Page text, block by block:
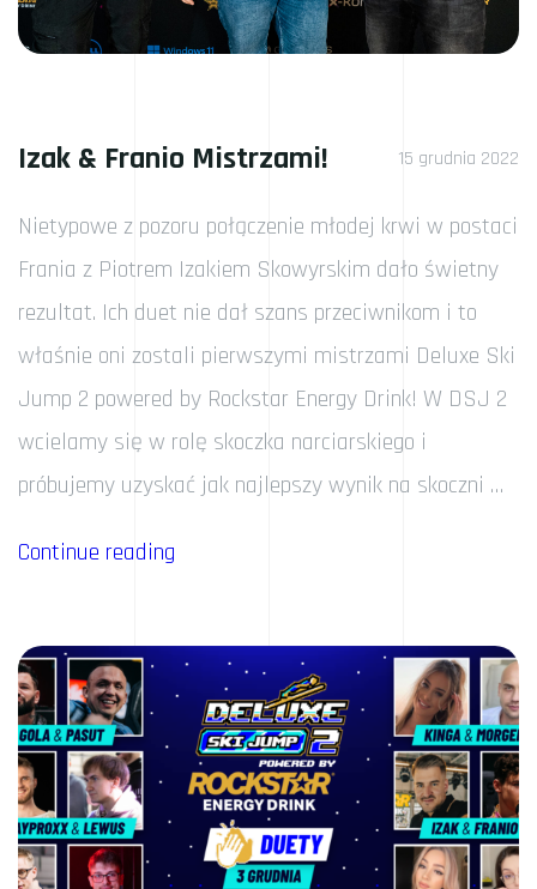
Izak & Franio Mistrzami! 15 grudnia 2022
Nietypowe z pozoru połączenie młodej krwi w postaci
Frania z Piotrem Izakiem Skowyrskim dało świetny
rezultat. Ich duet nie dał szans przeciwnikom i to
właśnie oni zostali pierwszymi mistrzami Deluxe Ski
Jump 2 powered by Rockstar Energy Drink! W DSJ 2
wcielamy się w rolę skoczka narciarskiego i
próbujemy uzyskać jak najlepszy wynik na skoczni …
Continue reading
Mistrzami!”